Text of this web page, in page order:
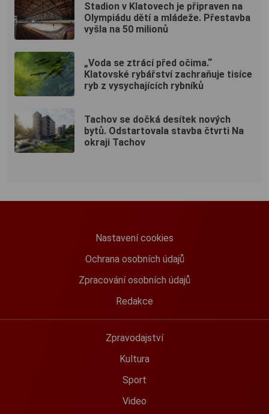
Stadion v Klatovech je připraven na
Olympiádu dětí a mládeže. Přestavba
vyšla na 50 milionů
„Voda se ztrácí před očima.“
Klatovské rybářství zachraňuje tisíce
ryb z vysychajících rybníků
Tachov se dočká desítek nových
bytů. Odstartovala stavba čtvrti Na
okraji Tachov
Nastavení cookies
Ochrana osobních údajů
Zpracování osobních údajů
Redakce
Zpravodajství
Kultura
Sport
Video